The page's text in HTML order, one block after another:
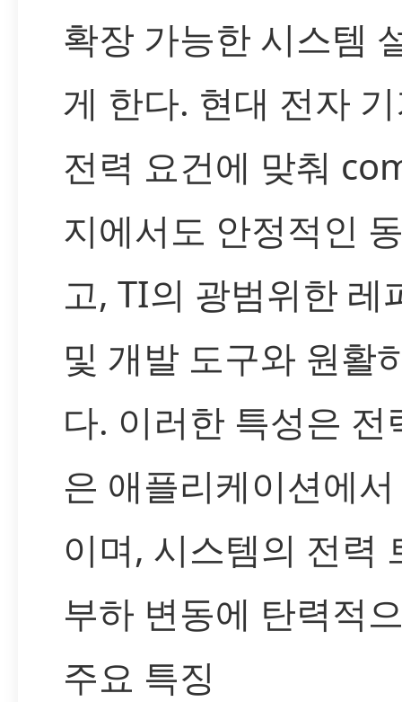
확장 가능한 시스템
게 한다. 현대 전자
전력 요건에 맞춰
지에서도 안정적인
고, TI의 광범위한 레
및 개발 도구와 원활
다. 이러한 특성은 전
은 애플리케이션에
이며, 시스템의 전력
부하 변동에 탄력적
주요 특징